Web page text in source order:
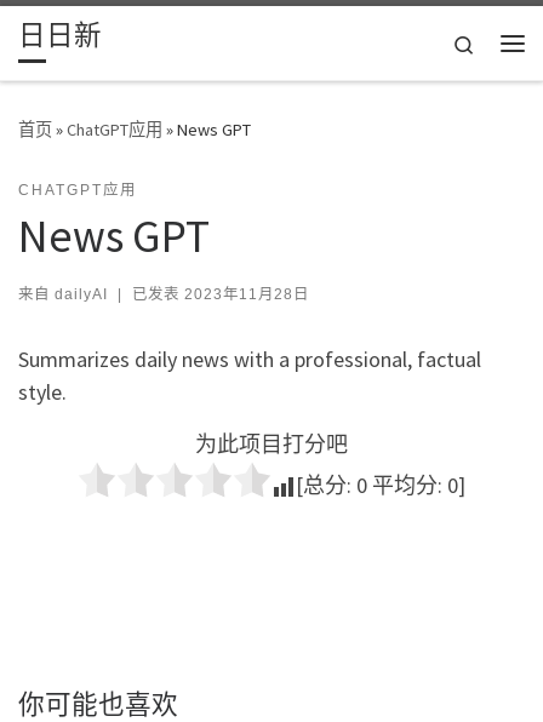
Skip to content
日日新
Search
首页»ChatGPT应用 »News GPT
CHATGPT应用
News GPT
来自 dailyAI | 已发表 2023年11月28日
Summarizes daily news with a professional, factual
style.
为此项目打分吧
[总分: 0 平均分: 0]
你可能也喜欢